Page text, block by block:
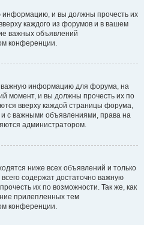
и вы должны прочесть их
каждого из форумов и в вашем
важных объявлений
конференции.
информацию для форума, на
момент, и вы должны прочесть их по
вверху каждой страницы форума,
и с важными объявлениями, права на
администратором.
ниже всех объявлений и только
содержат достаточно важную
их по возможности. Так же, как
прилепленных тем
конференции.